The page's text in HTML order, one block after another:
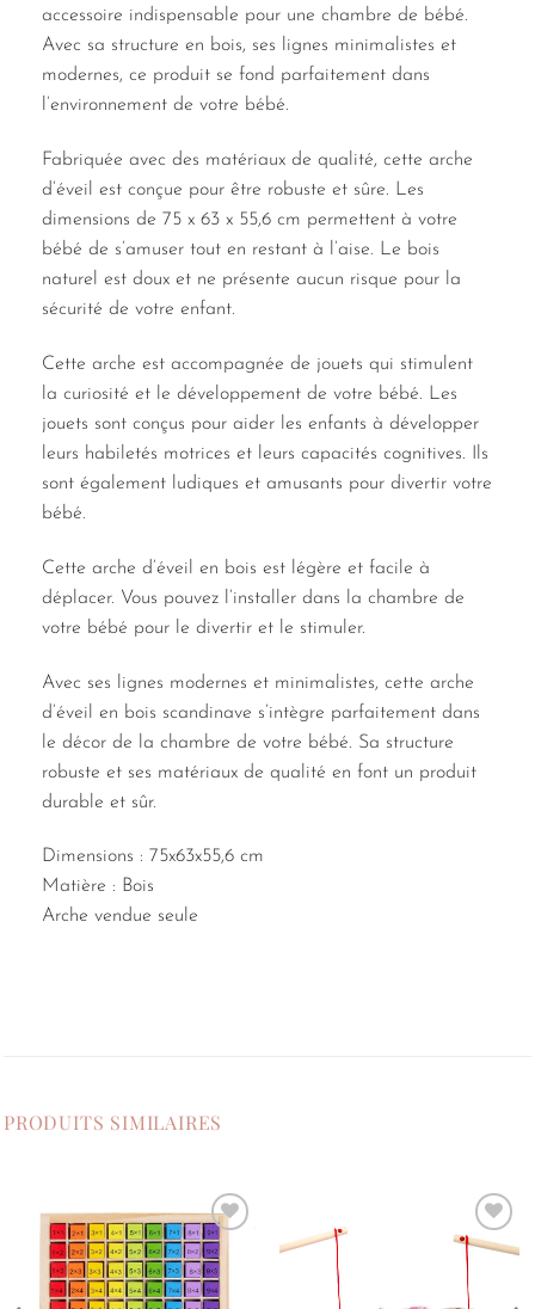
accessoire indispensable pour une chambre de bébé.
Avec sa structure en bois, ses lignes minimalistes et
modernes, ce produit se fond parfaitement dans
l’environnement de votre bébé.
Fabriquée avec des matériaux de qualité, cette arche
d’éveil est conçue pour être robuste et sûre. Les
dimensions de 75 x 63 x 55,6 cm permettent à votre
bébé de s’amuser tout en restant à l’aise. Le bois
naturel est doux et ne présente aucun risque pour la
sécurité de votre enfant.
Cette arche est accompagnée de jouets qui stimulent
la curiosité et le développement de votre bébé. Les
jouets sont conçus pour aider les enfants à développer
leurs habiletés motrices et leurs capacités cognitives. Ils
sont également ludiques et amusants pour divertir votre
bébé.
Cette arche d’éveil en bois est légère et facile à
déplacer. Vous pouvez l’installer dans la chambre de
votre bébé pour le divertir et le stimuler.
Avec ses lignes modernes et minimalistes, cette arche
d’éveil en bois scandinave s’intègre parfaitement dans
le décor de la chambre de votre bébé. Sa structure
robuste et ses matériaux de qualité en font un produit
durable et sûr.
Dimensions : 75x63x55,6 cm
Matière : Bois
Arche vendue seule
PRODUITS SIMILAIRES
Ajouter
à la
liste de
souhaits
Ajouter
liste de
souhaits